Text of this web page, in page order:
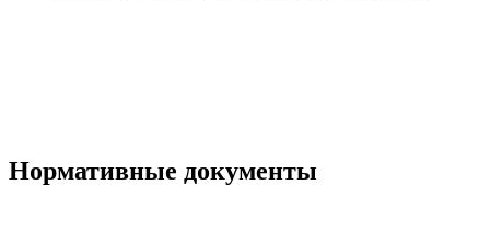
Нормативные документы